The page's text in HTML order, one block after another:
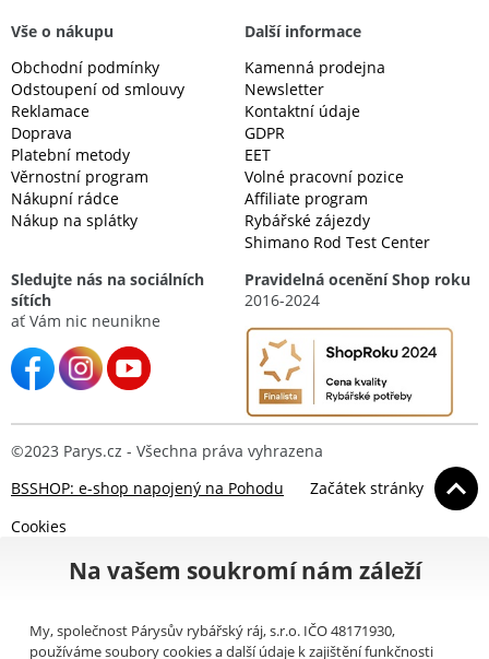
Vše o nákupu
Obchodní podmínky
Odstoupení od smlouvy
Reklamace
Doprava
Platební metody
Věrnostní program
Nákupní rádce
Nákup na splátky
Další informace
Kamenná prodejna
Newsletter
Kontaktní údaje
GDPR
EET
Volné pracovní pozice
Affiliate program
Rybářské zájezdy
Shimano Rod Test Center
Sledujte nás na sociálních
sítích
ať Vám nic neunikne
Pravidelná ocenění Shop roku
2016-2024
©2023 Parys.cz - Všechna práva vyhrazena
BSSHOP: e-shop napojený na Pohodu
Začátek stránky
Cookies
Na vašem soukromí nám záleží
My, společnost Párysův rybářský ráj, s.r.o. IČO 48171930,
používáme soubory cookies a další údaje k zajištění funkčnosti